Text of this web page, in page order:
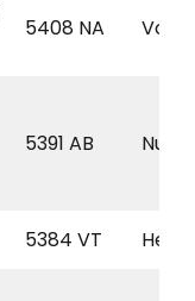
5408 NA
5391 AB
5384 VT